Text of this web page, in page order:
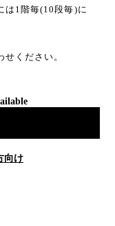
は1階毎(10段毎)に
ください。
向け